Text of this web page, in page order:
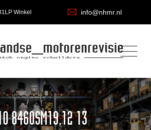
Winkel info@nhmr.nl
8460SM19.12 13